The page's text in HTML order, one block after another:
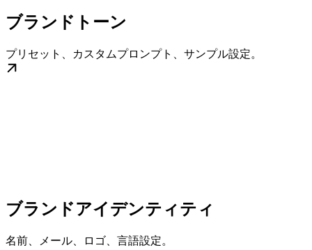
ブランドトーン
プリセット、カスタムプロンプト、サンプル設定。
ブランドアイデンティティ
名前、メール、ロゴ、言語設定。